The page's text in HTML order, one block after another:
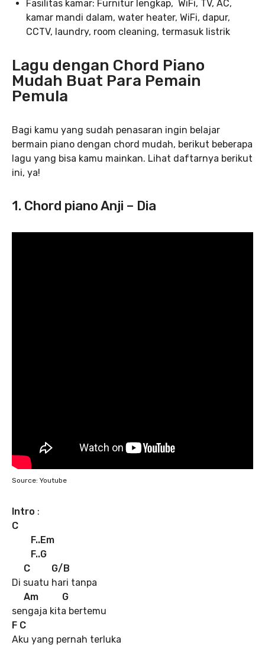
Fasilitas kamar: Furnitur lengkap, WiFi, TV, AC,
kamar mandi dalam, water heater, WiFi, dapur,
CCTV, laundry, room cleaning, termasuk listrik
Lagu dengan Chord Piano
Mudah Buat Para Pemain
Pemula
Bagi kamu yang sudah penasaran ingin belajar
bermain piano dengan chord mudah, berikut beberapa
lagu yang bisa kamu mainkan. Lihat daftarnya berikut
ini, ya!
1. Chord piano Anji – Dia
Source: Youtube
Intro :
C
F..Em
F..G
C G/B
Di suatu hari tanpa
Am G
sengaja kita bertemu
F C
Aku yang pernah terluka